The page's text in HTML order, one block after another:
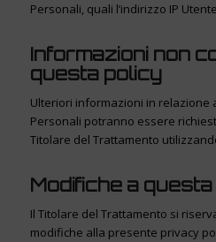
Personali, quali l’indirizzo IP
Informazioni non
questa policy
Ulteriori informazioni in relazione
Personali potranno essere
Titolare del Trattamento
Modifiche a
Il Titolare del Trattamento si
modifiche alla presente privacy